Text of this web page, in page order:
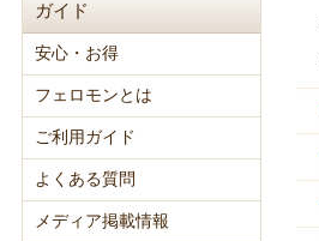
ガイド
安心・お得
フェロモンとは
ご利用ガイド
よくある質問
メディア掲載情報